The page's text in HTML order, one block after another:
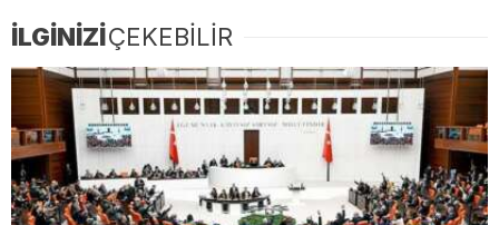
İLGİNİZİÇEKEBİLİR